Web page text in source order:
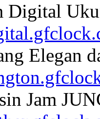
Digital
Elegan
Jam